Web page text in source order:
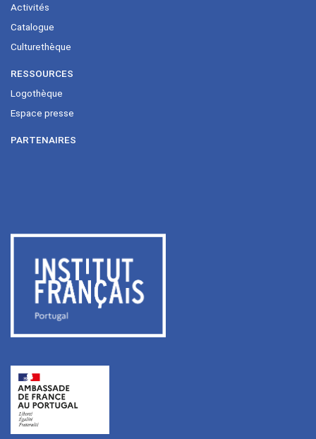
Activités
Catalogue
Culturethèque
RESSOURCES
Logothèque
Espace presse
PARTENAIRES